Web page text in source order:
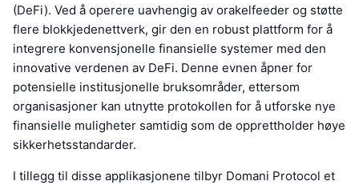
(DeFi). Ved å operere uavhengig av orakelfeeder og støtte
flere blokkjedenettverk, gir den en robust plattform for å
integrere konvensjonelle finansielle systemer med den
innovative verdenen av DeFi. Denne evnen åpner for
potensielle institusjonelle bruksområder, ettersom
organisasjoner kan utnytte protokollen for å utforske nye
finansielle muligheter samtidig som de opprettholder høye
sikkerhetsstandarder.
I tillegg til disse applikasjonene tilbyr Domani Protocol et